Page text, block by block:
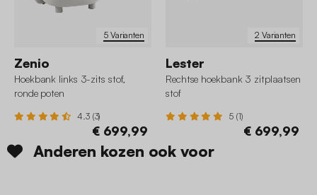
5 Varianten
Zenio
Hoekbank links 3-zits stof,
ronde poten
4.3 (3)
€ 699,99
2 Varianten
Lester
Rechtse hoekbank 3 zitplaatsen
stof
5 (1)
€ 699,99
Anderen kozen ook voor